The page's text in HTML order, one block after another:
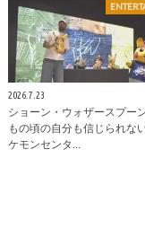
2026.7.23
ショーン・ウォザースプー
もの頃の自分も信じられ
ケモンセンタ…